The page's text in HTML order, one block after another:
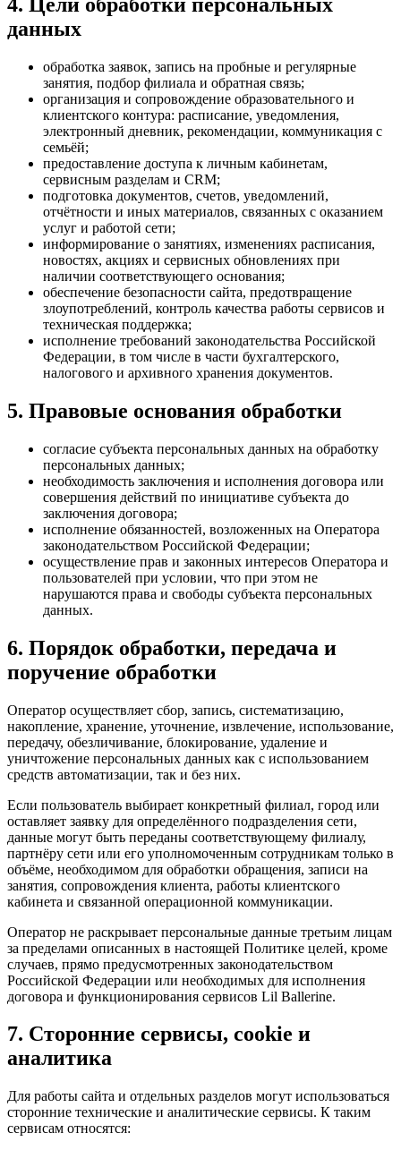
данных
обработка заявок, запись на пробные и регулярные
занятия, подбор филиала и обратная связь;
организация и сопровождение образовательного и
клиентского контура: расписание, уведомления,
электронный дневник, рекомендации, коммуникация с
семьёй;
предоставление доступа к личным кабинетам,
сервисным разделам и CRM;
подготовка документов, счетов, уведомлений,
отчётности и иных материалов, связанных с оказанием
услуг и работой сети;
информирование о занятиях, изменениях расписания,
новостях, акциях и сервисных обновлениях при
наличии соответствующего основания;
обеспечение безопасности сайта, предотвращение
злоупотреблений, контроль качества работы сервисов и
техническая поддержка;
исполнение требований законодательства Российской
Федерации, в том числе в части бухгалтерского,
налогового и архивного хранения документов.
5. Правовые основания обработки
согласие субъекта персональных данных на обработку
персональных данных;
необходимость заключения и исполнения договора или
совершения действий по инициативе субъекта до
заключения договора;
исполнение обязанностей, возложенных на Оператора
законодательством Российской Федерации;
осуществление прав и законных интересов Оператора и
пользователей при условии, что при этом не
нарушаются права и свободы субъекта персональных
данных.
6. Порядок обработки, передача и
поручение обработки
Оператор осуществляет сбор, запись, систематизацию,
накопление, хранение, уточнение, извлечение, использование,
передачу, обезличивание, блокирование, удаление и
уничтожение персональных данных как с использованием
средств автоматизации, так и без них.
Если пользователь выбирает конкретный филиал, город или
оставляет заявку для определённого подразделения сети,
данные могут быть переданы соответствующему филиалу,
партнёру сети или его уполномоченным сотрудникам только в
объёме, необходимом для обработки обращения, записи на
занятия, сопровождения клиента, работы клиентского
кабинета и связанной операционной коммуникации.
Оператор не раскрывает персональные данные третьим лицам
за пределами описанных в настоящей Политике целей, кроме
случаев, прямо предусмотренных законодательством
Российской Федерации или необходимых для исполнения
договора и функционирования сервисов Lil Ballerine.
7. Сторонние сервисы, cookie и
аналитика
Для работы сайта и отдельных разделов могут использоваться
сторонние технические и аналитические сервисы. К таким
сервисам относятся: